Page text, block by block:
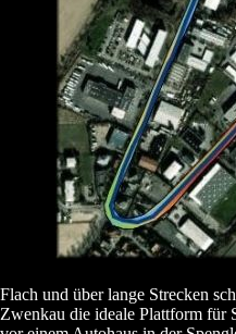
Flach und über lange Strecken
Zwenkau die ideale Plattform für